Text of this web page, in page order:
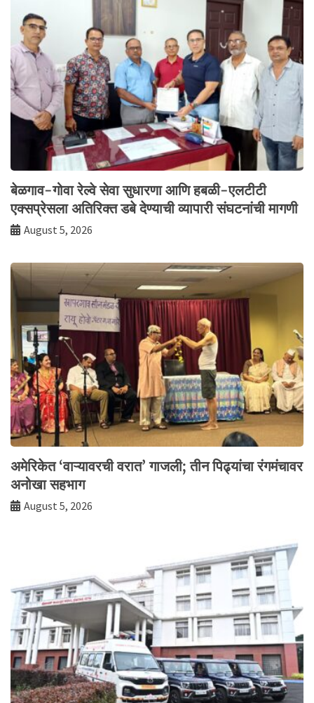
बेळगाव-गोवा रेल्वे सेवा सुधारणा आणि हबळी-एलटीटी
एक्सप्रेसला अतिरिक्त डबे देण्याची व्यापारी संघटनांची मागणी
August 5, 2026
अमेरिकेत ‘वाऱ्यावरची वरात’ गाजली; तीन पिढ्यांचा रंगमंचावर
अनोखा सहभाग
August 5, 2026